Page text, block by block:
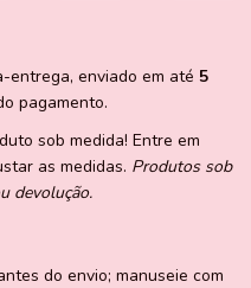
entrega, enviado em até 5
pagamento.
sob medida! Entre em
as medidas. Produtos sob
devolução.
do envio; manuseie com